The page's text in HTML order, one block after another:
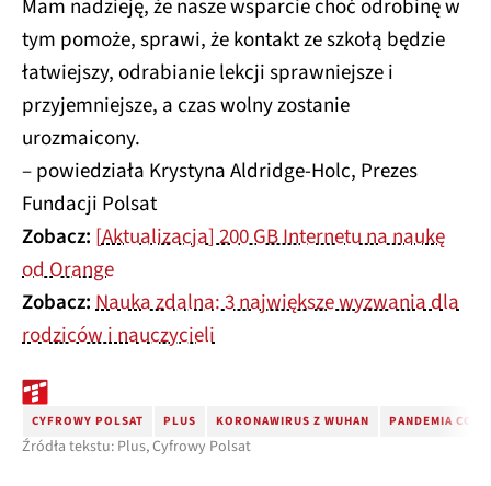
Mam nadzieję, że nasze wsparcie choć odrobinę w
tym pomoże, sprawi, że kontakt ze szkołą będzie
łatwiejszy, odrabianie lekcji sprawniejsze i
przyjemniejsze, a czas wolny zostanie
urozmaicony.
– powiedziała Krystyna Aldridge-Holc, Prezes
Fundacji Polsat
Zobacz: [Aktualizacja] 200 GB Internetu na naukę
od Orange
Zobacz:Nauka zdalna: 3 największe wyzwania dla
rodziców i nauczycieli
CYFROWY POLSAT PLUS KORONAWIRUS Z WUHAN PANDEMIA
Źródła tekstu: Plus, Cyfrowy Polsat